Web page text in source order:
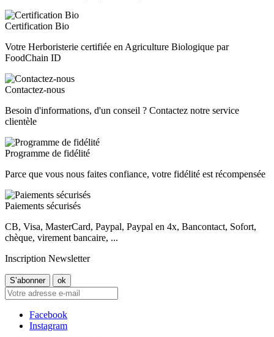
Certification Bio
Votre Herboristerie certifiée en Agriculture Biologique par
FoodChain ID
Contactez-nous
Besoin d'informations, d'un conseil ? Contactez notre service
clientèle
Programme de fidélité
Parce que vous nous faites confiance, votre fidélité est récompensée
Paiements sécurisés
CB, Visa, MasterCard, Paypal, Paypal en 4x, Bancontact, Sofort,
chèque, virement bancaire, ...
Inscription Newsletter
Facebook
Instagram